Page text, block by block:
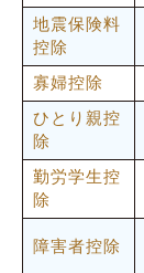
地震保険料
控除
寡婦控除
ひとり親控
除
勤労学生控
除
障害者控除